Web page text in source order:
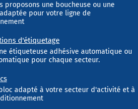
proposons une boucheuse ou une
pour votre ligne de
d'étiquetage
étiqueteuse adhésive automatique ou
pour chaque secteur.
adapté à votre secteur d'activité et à